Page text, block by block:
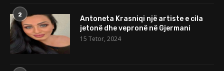
2
Antoneta Krasniqi një artiste e cila
jetonë dhe vepronë në Gjermani
15 Tetor, 2024